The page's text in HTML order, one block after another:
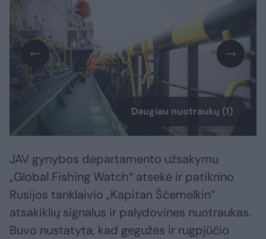
Daugiau nuotraukų (1)
JAV gynybos departamento užsakymu
„Global Fishing Watch“ atsekė ir patikrino
Rusijos tanklaivio „Kapitan Ščemelkin“
atsakiklių signalus ir palydovines nuotraukas.
Buvo nustatyta, kad gegužės ir rugpjūčio